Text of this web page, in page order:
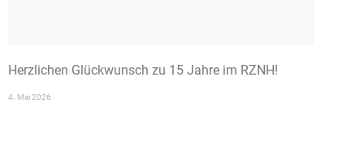
Herzlichen Glückwunsch zu 15 Jahre im RZNH!
4. Mai 2026